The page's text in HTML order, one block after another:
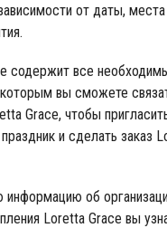
от даты,
содержит все
вы сможете
Grace, чтобы
и сделать заказ
об
Loretta Grace вы